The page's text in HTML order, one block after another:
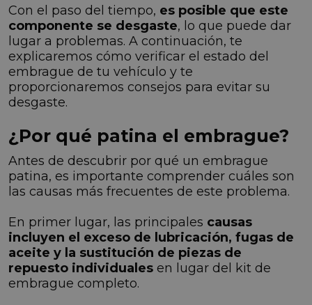
Con el paso del tiempo, es posible que este
componente se desgaste, lo que puede dar
lugar a problemas. A continuación, te
explicaremos cómo verificar el estado del
embrague de tu vehículo y te
proporcionaremos consejos para evitar su
desgaste.
¿Por qué patina el embrague?
Antes de descubrir por qué un embrague
patina, es importante comprender cuáles son
las causas más frecuentes de este problema.
En primer lugar, las principales causas
incluyen el exceso de lubricación, fugas de
aceite y la sustitución de piezas de
repuesto individuales en lugar del kit de
embrague completo.